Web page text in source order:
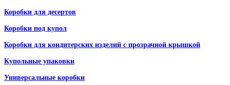
Коробки для десертов
Коробки под купол
Коробки для кондитерских изделий с прозрачной крышкой
Купольные упаковки
Универсальные коробки